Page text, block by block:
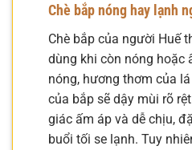
Chè bắp nóng hay lạnh
Chè bắp của người Huế
dùng khi còn nóng hoặc
nóng, hương thơm của
của bắp sẽ dậy mùi rõ
giác ấm áp và dễ chịu,
buổi tối se lạnh. Tuy